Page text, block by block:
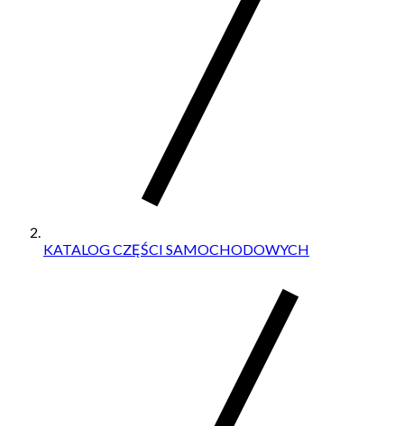
KATALOG CZĘŚCI SAMOCHODOWYCH